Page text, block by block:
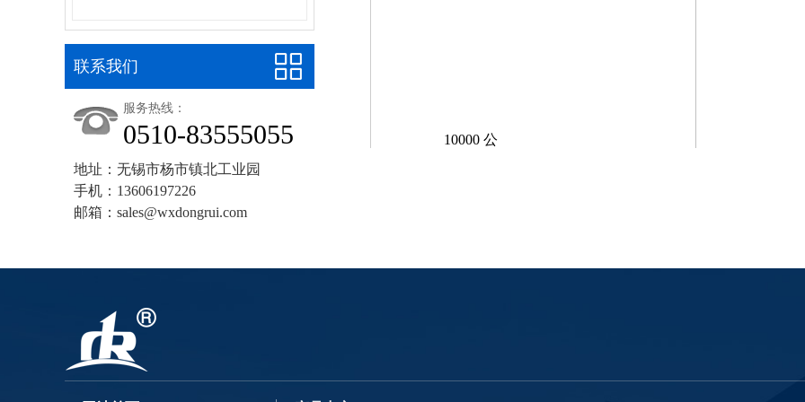
联系我们
服务热线：
0510-83555055
地址：无锡市杨市镇北工业园
手机：13606197226
邮箱：sales@wxdongrui.com